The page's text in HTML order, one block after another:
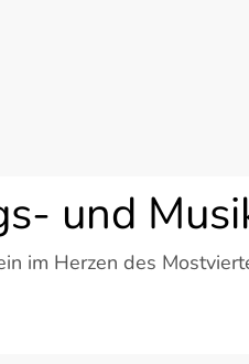
und
im Herzen des